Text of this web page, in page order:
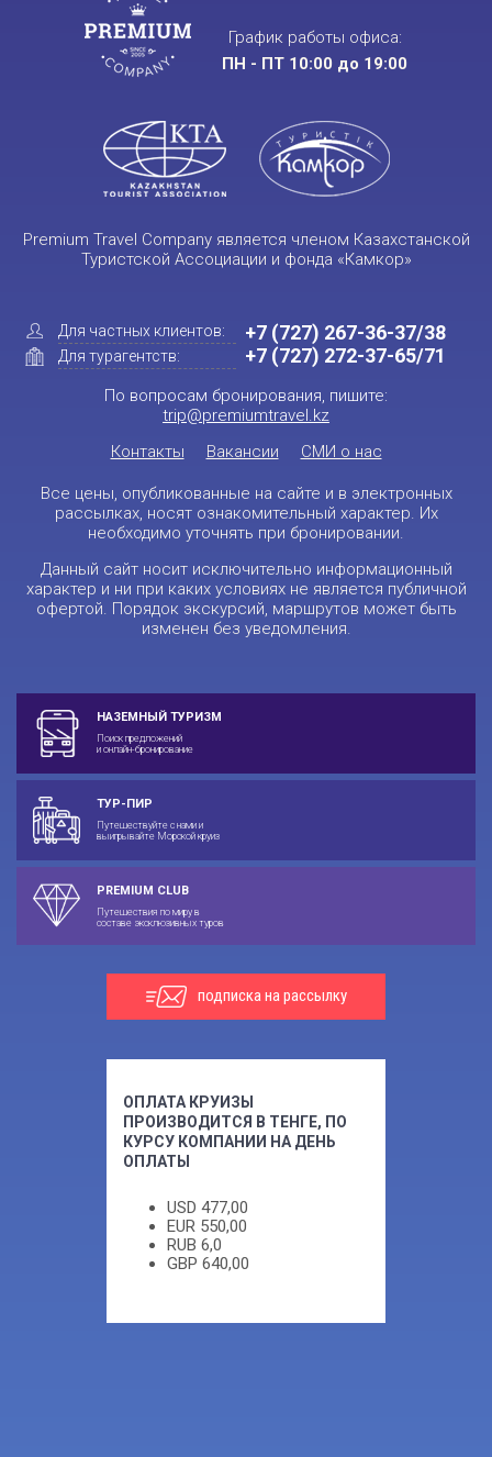
График работы офиса:
ПН - ПТ 10:00 до 19:00
Premium Travel Company является членом Казахстанской
Туристской Ассоциации и фонда «Камкор»
Для частных клиентов:
Для турагентств:
+7 (727) 267-36-37/38
+7 (727) 272-37-65/71
По вопросам бронирования, пишите:
trip@premiumtravel.kz
Контакты
Вакансии СМИ о нас
Все цены, опубликованные на сайте и в электронных
рассылках, носят ознакомительный характер. Их
необходимо уточнять при бронировании.
Данный сайт носит исключительно информационный
характер и ни при каких условиях не является публичной
офертой. Порядок экскурсий, маршрутов может быть
изменен без уведомления.
НАЗЕМНЫЙ ТУРИЗМ
Поиск предложений
и онлайн-бронирование
ТУР-ПИР
Путешествуйте с нами и
выигрывайте Морской круиз
PREMIUM CLUB
Путешествия по миру в
составе эксклюзивных туров
подписка на рассылку
ОПЛАТА КРУИЗЫ
ПРОИЗВОДИТСЯ В ТЕНГЕ, ПО
КУРСУ КОМПАНИИ НА ДЕНЬ
ОПЛАТЫ
USD 477,00
EUR 550,00
RUB 6,0
GBP 640,00